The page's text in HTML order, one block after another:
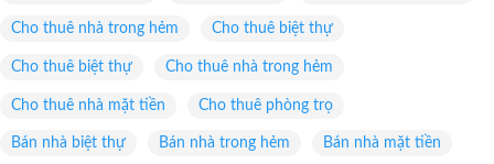
Cho thuê nhà trong hẻm Cho thuê biệt thự
Cho thuê biệt thự Cho thuê nhà trong hẻm
Cho thuê nhà mặt tiền Cho thuê phòng trọ
Bán nhà biệt thự Bán nhà trong hẻm Bán nhà mặt tiền